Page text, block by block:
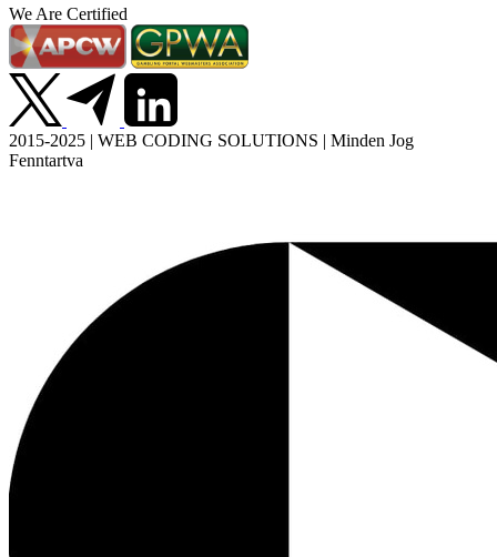
We Are Certified
2015-2025 | WEB CODING SOLUTIONS | Minden Jog
Fenntartva